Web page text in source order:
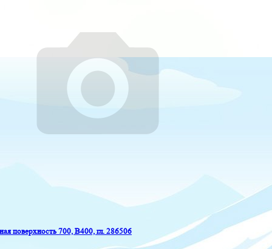
поверхность 700, B400, гл. 286506